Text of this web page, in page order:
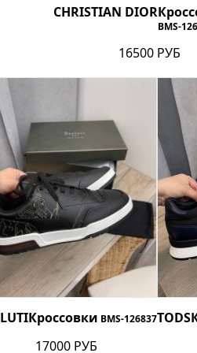
CHRISTIAN DIOR
BMS-
16500 РУБ
Кроссовки BMS-126837
17000 РУБ
TODS